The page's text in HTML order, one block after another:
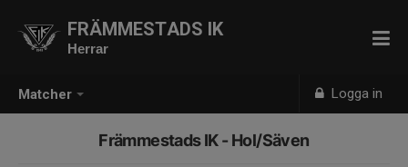
Matcher Logga in
FRÄMMESTADS IK
Herrar
Främmestads IK - Hol/Säven